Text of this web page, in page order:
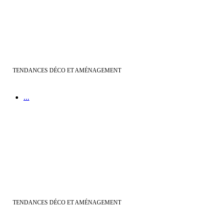
TENDANCES DÉCO ET AMÉNAGEMENT
...
TENDANCES DÉCO ET AMÉNAGEMENT